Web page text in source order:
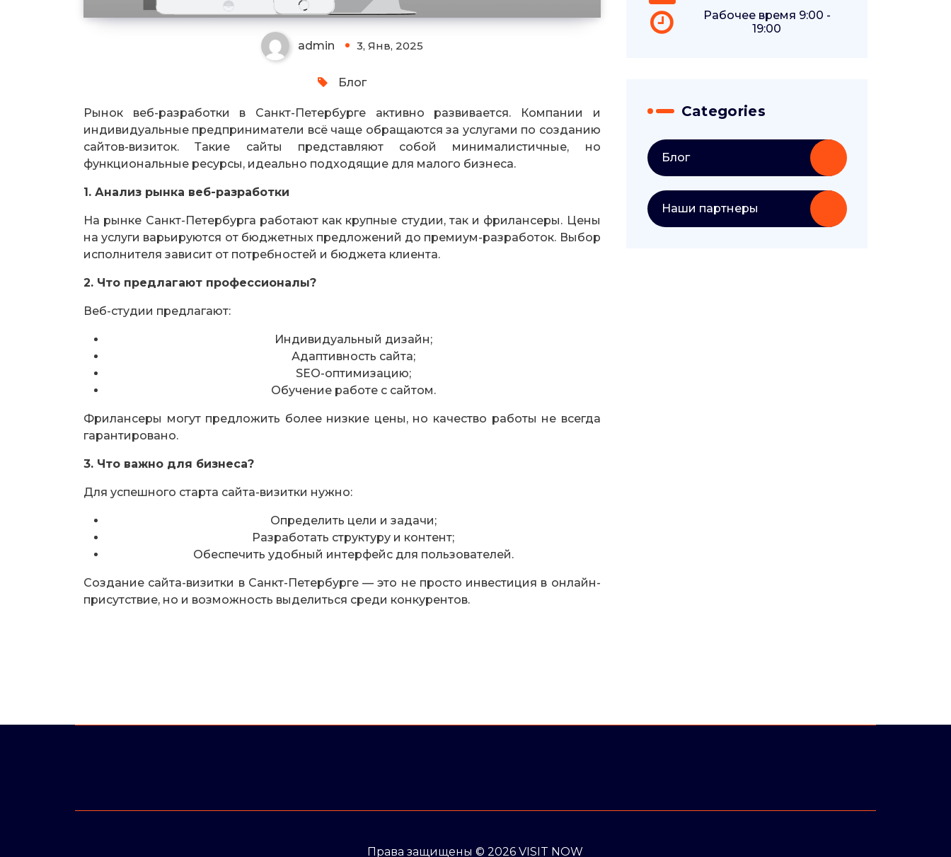
admin 3, Янв, 2025
Блог
Рынок веб-разработки в Санкт-Петербурге активно развивается. Компании и
индивидуальные предприниматели всё чаще обращаются за услугами по созданию
сайтов-визиток. Такие сайты представляют собой минималистичные, но
функциональные ресурсы, идеально подходящие для малого бизнеса.
1. Анализ рынка веб-разработки
На рынке Санкт-Петербурга работают как крупные студии, так и фрилансеры. Цены
на услуги варьируются от бюджетных предложений до премиум-разработок. Выбор
исполнителя зависит от потребностей и бюджета клиента.
2. Что предлагают профессионалы?
Веб-студии предлагают:
Индивидуальный дизайн;
Адаптивность сайта;
SEO-оптимизацию;
Обучение работе с сайтом.
Фрилансеры могут предложить более низкие цены, но качество работы не всегда
гарантировано.
3. Что важно для бизнеса?
Для успешного старта сайта-визитки нужно:
Определить цели и задачи;
Разработать структуру и контент;
Обеспечить удобный интерфейс для пользователей.
Создание сайта-визитки в Санкт-Петербурге — это не просто инвестиция в онлайн-
присутствие, но и возможность выделиться среди конкурентов.
Рабочее время 9:00 -
19:00
Categories
Блог
Наши партнеры
Права защищены © 2026 VISIT NOW